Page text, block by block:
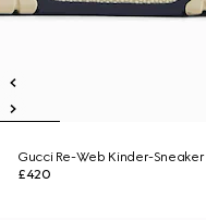
Gucci Re-Web Kinder-Sneaker
£420